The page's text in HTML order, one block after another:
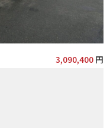
3,090,400円